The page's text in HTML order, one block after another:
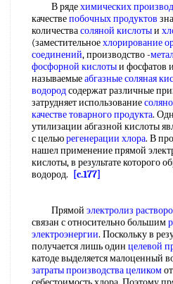
В рядехимических
качествепобочных продуктов
количествасоляной кислотыи
(заместительноехлорирование
соединений, производство -
фосфорной кислотыи фосфатов
называемыеабгазные соляная
водородсодержат различные
затрудняет использование
качестве товарного продукта.
утилизации абгазной кислоты
с цельюрегенерации хлора. В
нашел применение прямой
кислоты, в результате которого
водород.
[c.177]
Прямой электролиз
связан с относительно большим
электроэнергии. Поскольку в
получается лишь один целевой
катоде выделяется малоценный
затраты производствацеликом